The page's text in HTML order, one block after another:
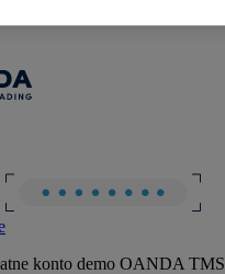
konto demo OANDA TMS